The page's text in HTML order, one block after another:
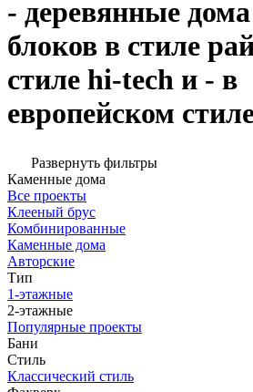
- деревянные
блоков в стиле
стиле hi-tech и - в
европейском
Развернуть фильтры
Каменные дома
Все проекты
Клееный брус
Комбинированные
Каменные дома
Авторские
Тип
1-этажные
2-этажные
Популярные проекты
Бани
Стиль
Классический стиль